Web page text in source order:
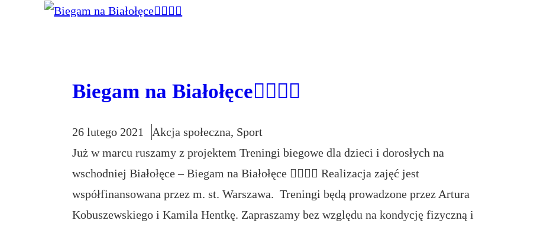
Biegam na Białołęce🏃‍♀️🏃‍♂️
26 lutego 2021 Akcja społeczna, Sport
Już w marcu ruszamy z projektem Treningi biegowe dla dzieci i dorosłych na
wschodniej Białołęce – Biegam na Białołęce 🏃‍♀️🏃‍♂️ Realizacja zajęć jest
współfinansowana przez m. st. Warszawa. Treningi będą prowadzone przez Artura
Kobuszewskiego i Kamila Hentkę. Zapraszamy bez względu na kondycję fizyczną i